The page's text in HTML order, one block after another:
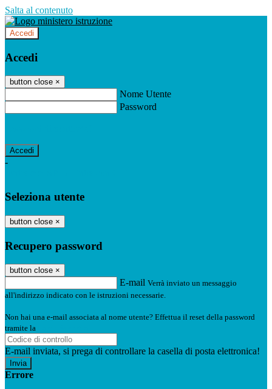
Salta al contenuto
Accedi
Accedi
button close ×
Nome Utente
Password
-
Seleziona utente
button close ×
Recupero password
button close ×
E-mail Verrà inviato un messaggio
all'indirizzo indicato con le istruzioni necessarie.
Non hai una e-mail associata al nome utente? Effettua il reset della password
tramite la
E-mail inviata, si prega di controllare la casella di posta elettronica!
Errore